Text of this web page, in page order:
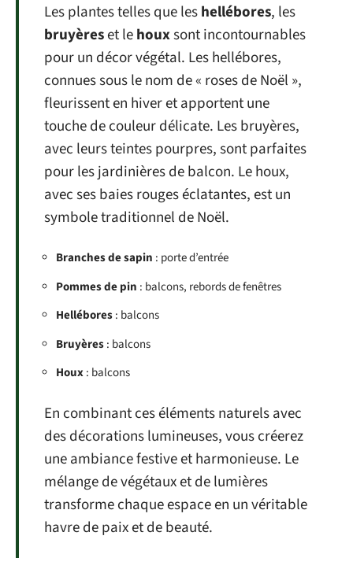
Les plantes telles que leshellébores, les
bruyèreset lehouxsont incontournables
pour un décor végétal. Les hellébores,
connues sous le nom de « roses de Noël »,
fleurissent en hiver et apportent une
touche de couleur délicate. Les bruyères,
avec leurs teintes pourpres, sont parfaites
pour les jardinières de balcon. Le houx,
avec ses baies rouges éclatantes, est un
symbole traditionnel de Noël.
Branches de sapin : porte d’entrée
Pommes de pin : balcons, rebords de fenêtres
Hellébores: balcons
Bruyères: balcons
Houx: balcons
En combinant ces éléments naturels avec
des décorations lumineuses, vous créerez
une ambiance festive et harmonieuse. Le
mélange de végétaux et de lumières
transforme chaque espace en un véritable
havre de paix et de beauté.